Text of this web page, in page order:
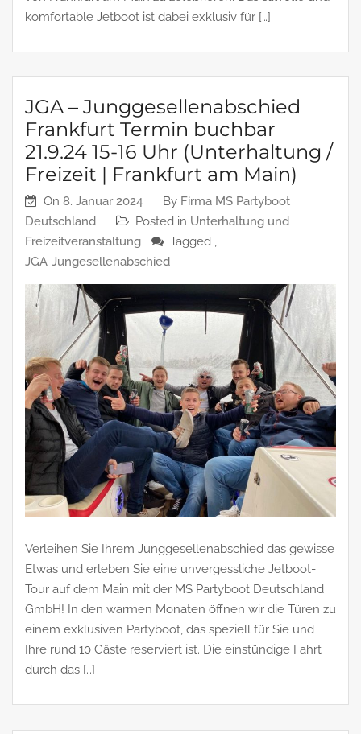
komfortable Jetboot ist dabei exklusiv für […]
JGA – Junggesellenabschied
Frankfurt Termin buchbar
21.9.24 15-16 Uhr (Unterhaltung /
Freizeit | Frankfurt am Main)
On 8. Januar 2024 By Firma MS Partyboot
Deutschland
Posted in Unterhaltung und
Freizeitveranstaltung
Tagged ,
JGA Jungesellenabschied
Verleihen Sie Ihrem Junggesellenabschied das gewisse
Etwas und erleben Sie eine unvergessliche Jetboot-
Tour auf dem Main mit der MS Partyboot Deutschland
GmbH! In den warmen Monaten öffnen wir die Türen zu
einem exklusiven Partyboot, das speziell für Sie und
Ihre rund 10 Gäste reserviert ist. Die einstündige Fahrt
durch das […]